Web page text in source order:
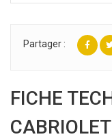
Partager :
FICHE